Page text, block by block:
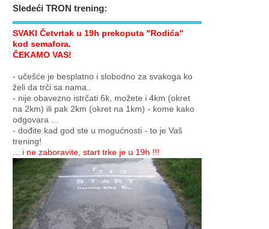
Sledeći TRON trening:
SVAKI Četvrtak u 19h prekoputa "Rodića"
kod semafora.
ČEKAMO VAS!
- učešće je besplatno i slobodno za svakoga ko
želi da trči sa nama..
- nije obavezno istrčati 6k, možete i 4km (okret
na 2km) ili pak 2km (okret na 1km) - kome kako
odgovara ...
- dođite kad god ste u mogućnosti - to je Vaš
trening!
... i ne zaboravite, start trke je u 19h !!!